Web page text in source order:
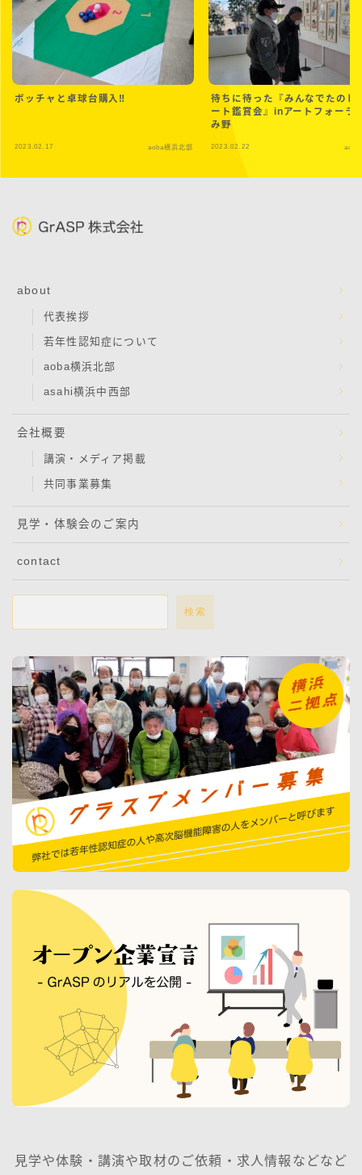
ボッチャと卓球台購入‼︎
2023.02.17 aoba横浜北部
待ちに待った『みんなでたのし
ート鑑賞会』inアートフォーラ
み野
2023.02.22 aoba
about
代表挨拶
若年性認知症について
aoba横浜北部
asahi横浜中西部
会社概要
講演・メディア掲載
共同事業募集
見学・体験会のご案内
contact
検索
見学や体験・講演や取材のご依頼・求人情報などなど